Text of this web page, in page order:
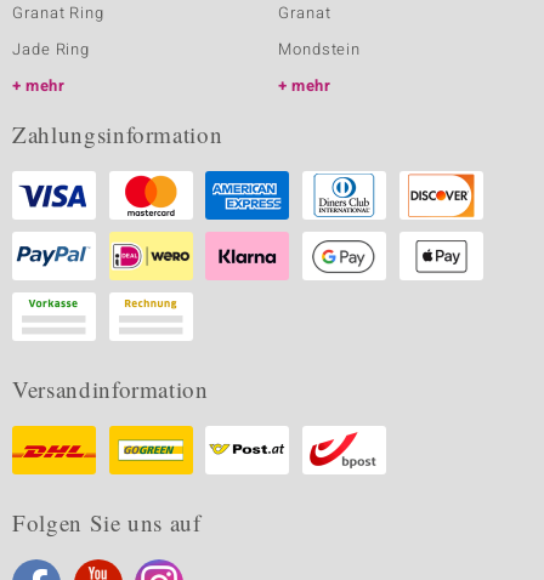
Granat Ring
Jade Ring
mehr
Granat
Mondstein
mehr
Zahlungsinformation
Versandinformation
Folgen Sie uns auf